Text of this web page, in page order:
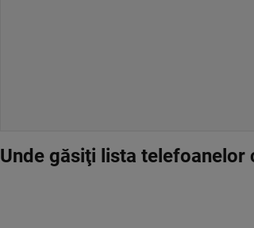
Unde găsiţi lista telefoanelor